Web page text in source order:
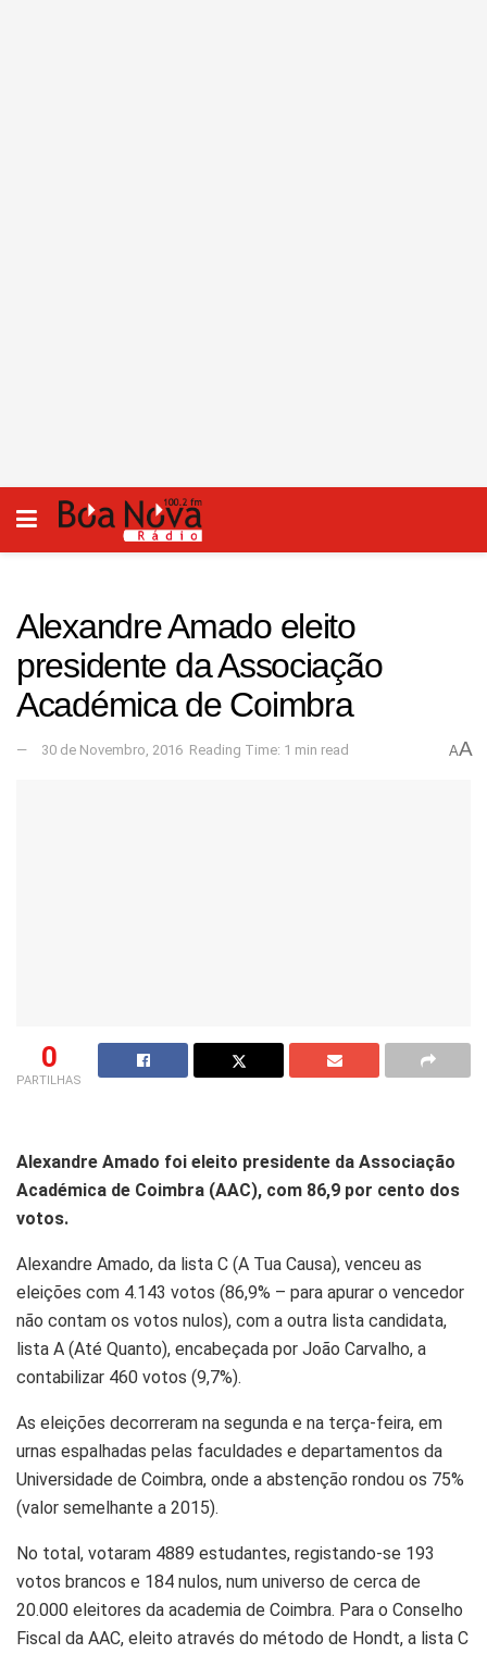
Alexandre Amado eleito
presidente da Associação
Académica de Coimbra
30 de Novembro, 2016 Reading Time: 1 min read AA
0
PARTILHAS
Alexandre Amado foi eleito presidente da Associação
Académica de Coimbra (AAC), com 86,9 por cento dos
votos.
Alexandre Amado, da lista C (A Tua Causa), venceu as
eleições com 4.143 votos (86,9% – para apurar o vencedor
não contam os votos nulos), com a outra lista candidata,
lista A (Até Quanto), encabeçada por João Carvalho, a
contabilizar 460 votos (9,7%).
As eleições decorreram na segunda e na terça-feira, em
urnas espalhadas pelas faculdades e departamentos da
Universidade de Coimbra, onde a abstenção rondou os 75%
(valor semelhante a 2015).
No total, votaram 4889 estudantes, registando-se 193
votos brancos e 184 nulos, num universo de cerca de
20.000 eleitores da academia de Coimbra. Para o Conselho
Fiscal da AAC, eleito através do método de Hondt, a lista C